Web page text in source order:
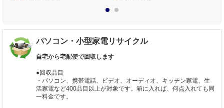
パソコン・小型家電リサイクル
自宅から宅配便で回収します
●回収品目
・パソコン、携帯電話、ビデオ、オーディオ、キッチン家電、生
活家電など400品目以上が対象です。箱に入れば、何点入れても同
一料金です。